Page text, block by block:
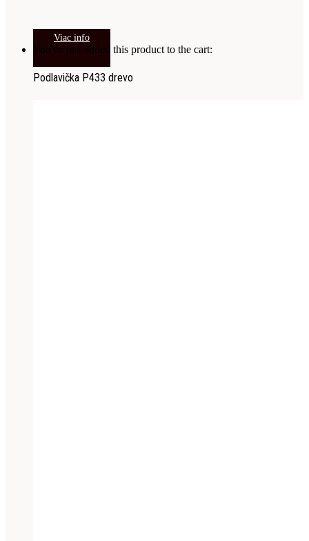
Viac info
You've just added this product to the cart:
Podlavička P433 drevo